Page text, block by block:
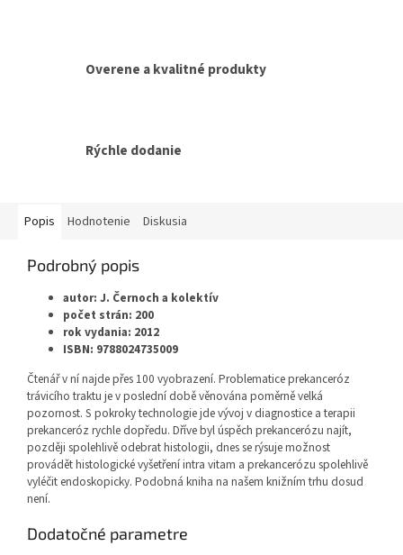
Overene a kvalitné produkty
Rýchle dodanie
Popis Hodnotenie Diskusia
Podrobný popis
autor: J. Černoch a kolektív
počet strán: 200
rok vydania: 2012
ISBN: 9788024735009
Čtenář v ní najde přes 100 vyobrazení. Problematice prekanceróz
trávicího traktu je v poslední době věnována poměrně velká
pozornost. S pokroky technologie jde vývoj v diagnostice a terapii
prekanceróz rychle dopředu. Dříve byl úspěch prekancerózu najít,
později spolehlivě odebrat histologii, dnes se rýsuje možnost
provádět histologické vyšetření intra vitam a prekancerózu spolehlivě
vyléčit endoskopicky. Podobná kniha na našem knižním trhu dosud
není.
Dodatočné parametre